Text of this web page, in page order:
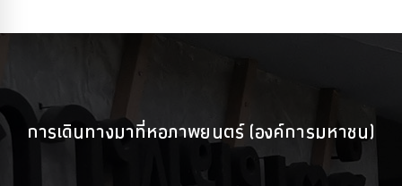
การเดินทางมาที่หอภาพยนตร์ (องค์การมหาชน)